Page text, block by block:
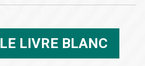
LE LIVRE BLANC